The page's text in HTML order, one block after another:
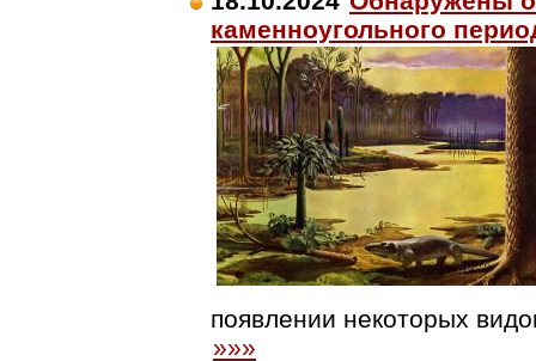
каменноугольного
появлении некоторых
»»»